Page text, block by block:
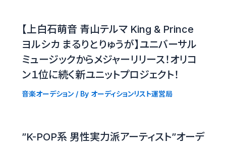
【上白石萌音 青山テルマ King & Prince
ヨルシカ まるりとりゅうが】ユニバーサル
ミュージックからメジャーリリース！オリコ
ン１位に続く新ユニットプロジェクト！
音楽オーデション/ By オーディションリスト運営局
”K-POP系 男性実力派アーティスト”オーデ